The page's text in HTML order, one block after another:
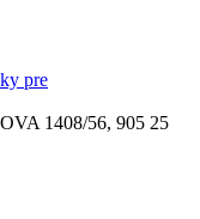
pre
1408/56, 905 25